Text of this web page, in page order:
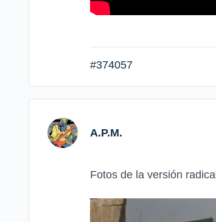
#374057
A.P.M.
Fotos de la versión radical